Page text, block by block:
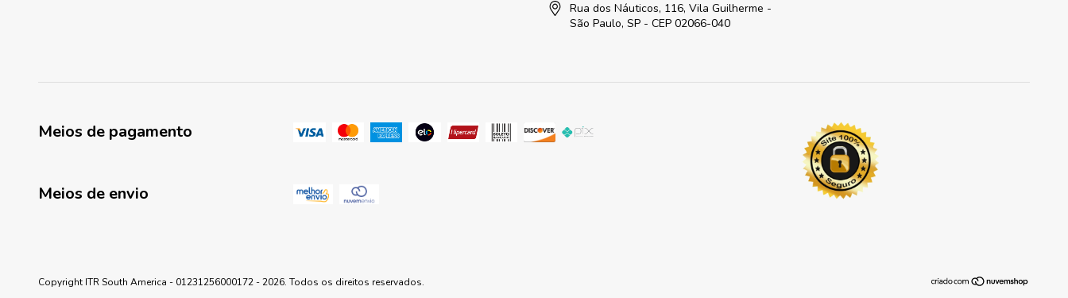
Rua dos Náuticos, 116, Vila Guilherme -
São Paulo, SP - CEP 02066-040
Meios de pagamento
Meios de envio
Copyright ITR South America - 01231256000172 - 2026. Todos os direitos reservados.